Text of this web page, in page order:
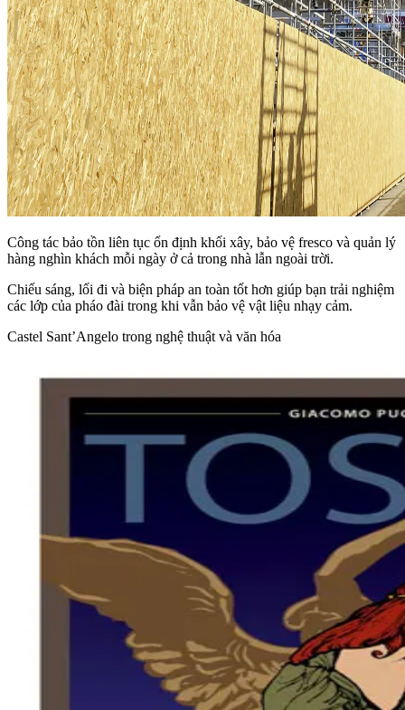
Công tác bảo tồn liên tục ổn định khối xây, bảo vệ fresco và quản lý
hàng nghìn khách mỗi ngày ở cả trong nhà lẫn ngoài trời.
Chiếu sáng, lối đi và biện pháp an toàn tốt hơn giúp bạn trải nghiệm
các lớp của pháo đài trong khi vẫn bảo vệ vật liệu nhạy cảm.
Castel Sant’Angelo trong nghệ thuật và văn hóa